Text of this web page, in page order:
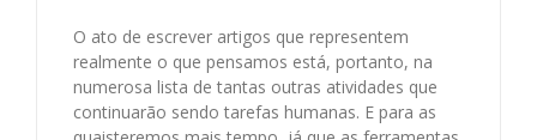
O ato de escrever artigos que representem
realmente o que pensamos está, portanto, na
numerosa lista de tantas outras atividades que
continuarão sendo tarefas humanas. E para as